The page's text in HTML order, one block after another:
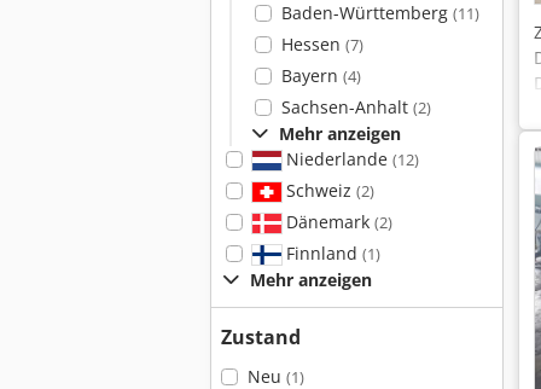
Baden-Württemberg (11)
Hessen (7)
Bayern (4)
Sachsen-Anhalt (2)
Mehr anzeigen
Niederlande (12)
Schweiz (2)
Dänemark (2)
Finnland (1)
Mehr anzeigen
Zustand
Neu (1)